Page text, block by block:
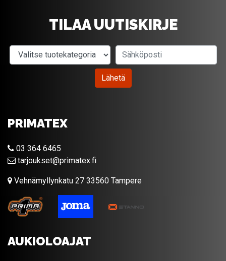
TILAA UUTISKIRJE
Valitse tuotekategoria
Lähetä
PRIMATEX
03 364 6465
tarjoukset@primatex.fi
Vehnämyllynkatu 27 33560 Tampere
AUKIOLOAJAT